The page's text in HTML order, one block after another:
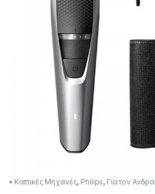
• Κοπτικές Μηχανές, Philips, Για τον Ανδρα